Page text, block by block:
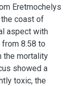
Eretmochelys
the coast of
aspect with
8.58 to
the mortality
showed a
toxic, the